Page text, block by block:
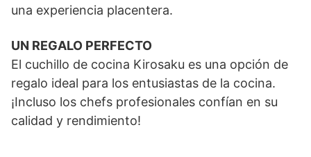
una experiencia placentera.
UN REGALO PERFECTO
El cuchillo de cocina Kirosaku es una opción de
regalo ideal para los entusiastas de la cocina.
¡Incluso los chefs profesionales confían en su
calidad y rendimiento!